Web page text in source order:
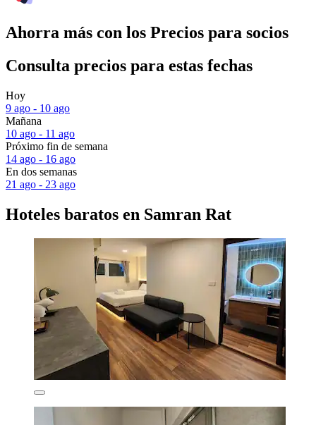
Ahorra más con los Precios para socios
Consulta precios para estas fechas
Hoy
9 ago - 10 ago
Mañana
10 ago - 11 ago
Próximo fin de semana
14 ago - 16 ago
En dos semanas
21 ago - 23 ago
Hoteles baratos en Samran Rat